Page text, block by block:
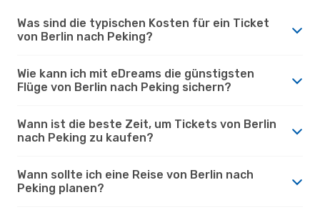
Was sind die typischen Kosten für ein Ticket
von Berlin nach Peking?
Wie kann ich mit eDreams die günstigsten
Flüge von Berlin nach Peking sichern?
Wann ist die beste Zeit, um Tickets von Berlin
nach Peking zu kaufen?
Wann sollte ich eine Reise von Berlin nach
Peking planen?